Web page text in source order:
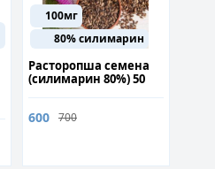
100мг
80% силимарин
Расторопша семена
(силимарин 80%) 50
600 700